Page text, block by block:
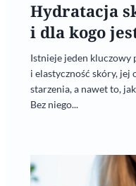
Hydratacja
i dla kogo
Istnieje jeden kluczowy
i elastyczność skóry, jej
starzenia, a nawet to,
Bez niego...